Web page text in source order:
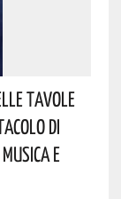
Tavole
Di
E